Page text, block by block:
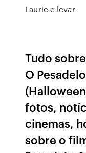
Laurie e levar
Tudo
O
fotos,
cinemas,
sobre o